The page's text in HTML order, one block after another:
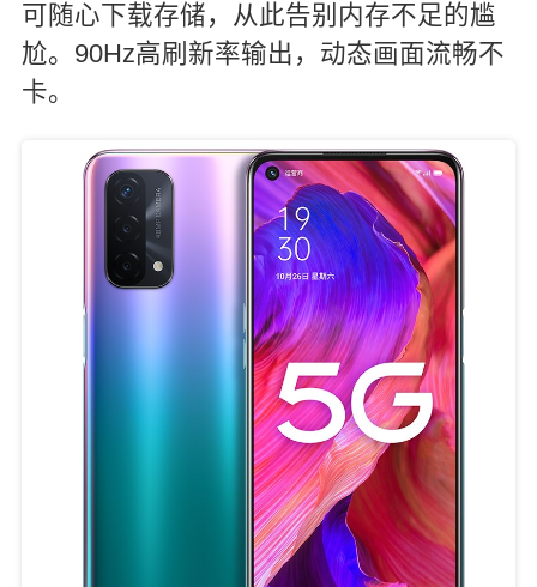
可随心下载存储，从此告别内存不足的尴
尬。90Hz高刷新率输出，动态画面流畅不
卡。